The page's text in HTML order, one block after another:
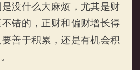
没什么大麻烦，尤其是财
错的，正财和偏财增长得
善于积累，还是有机会积